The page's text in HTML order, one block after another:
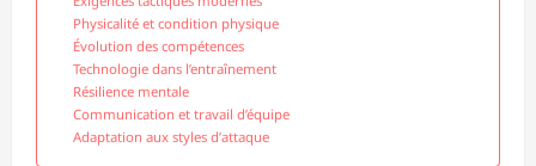
Physicalité et condition physique
Évolution des compétences
Technologie dans l’entraînement
Résilience mentale
Communication et travail d’équipe
Adaptation aux styles d’attaque